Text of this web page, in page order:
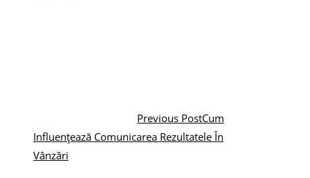
Previous PostCum
Influențează Comunicarea Rezultatele În
Vânzări